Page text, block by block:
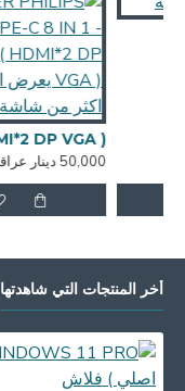
50,000 دينار عراقي
أخر المنتجات التي شاهدتها